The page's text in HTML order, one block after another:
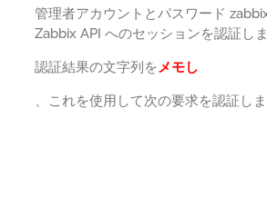
管理者アカウントとパスワード
Zabbix API へのセッションを認証しま
認証結果の文字列をメモし
、これを使用して次の要求を認証しま